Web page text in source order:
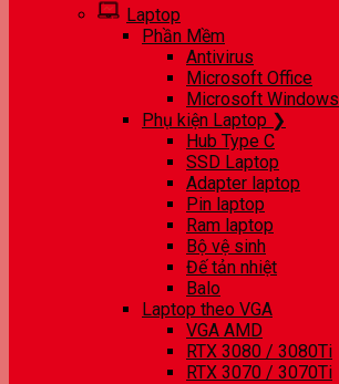
Laptop
Phần Mềm
Antivirus
Microsoft Office
Microsoft Windows
Phụ kiện Laptop ❯
Hub Type C
SSD Laptop
Adapter laptop
Pin laptop
Ram laptop
Bộ vệ sinh
Đế tản nhiệt
Balo
Laptop theo VGA
VGA AMD
RTX 3080 / 3080Ti
RTX 3070 / 3070Ti